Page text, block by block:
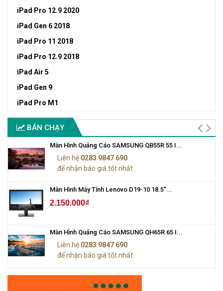
iPad Pro 12.9 2020
iPad Gen 6 2018
iPad Pro 11 2018
iPad Pro 12.9 2018
iPad Air 5
iPad Gen 9
iPad Pro M1
BÁN CHẠY
Màn Hình Quảng Cáo SAMSUNG QB55R 55 I...
Liên hệ 0283 9847 690
để nhận báo giá tốt nhất
Màn Hình Máy Tính Lenovo D19-10 18.5"...
2.150.000₫
Màn Hình Quảng Cáo SAMSUNG QH65R 65 I...
Liên hệ 0283 9847 690
để nhận báo giá tốt nhất